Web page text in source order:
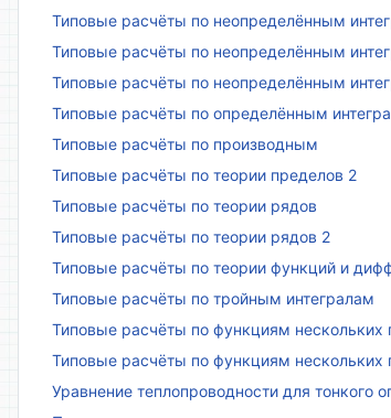
Типовые расчёты по неопределённым
Типовые расчёты по неопределённым
Типовые расчёты по неопределённым
Типовые расчёты по определённым
Типовые расчёты по производным
Типовые расчёты по теории пределов 2
Типовые расчёты по теории рядов
Типовые расчёты по теории рядов 2
Типовые расчёты по теории функций и
Типовые расчёты по тройным интегралам
Типовые расчёты по функциям нескольких
Типовые расчёты по функциям
Уравнение теплопроводности для тонкого